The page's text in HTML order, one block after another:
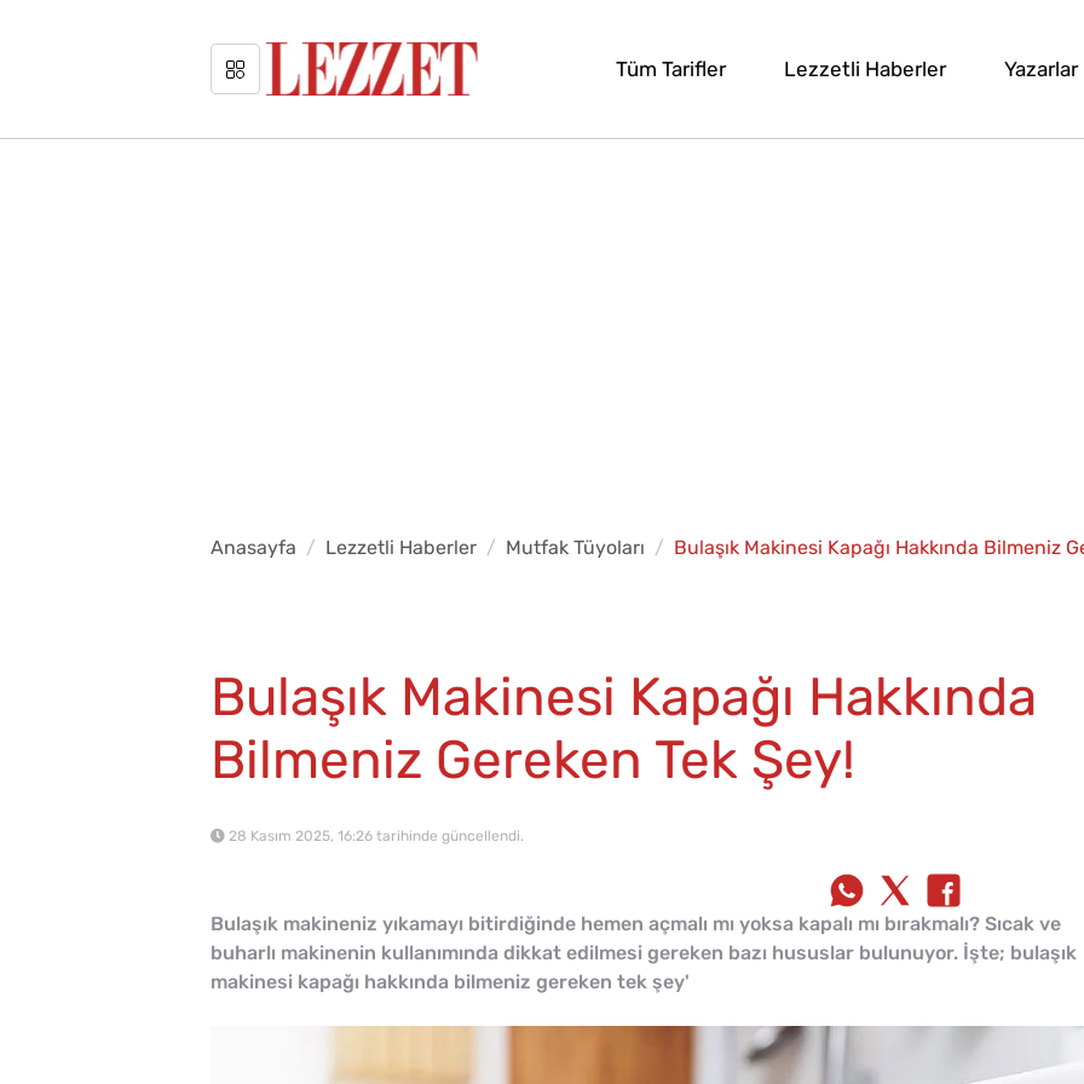
Tüm Tarifler Lezzetli Haberler Yazarlar
Anasayfa Lezzetli Haberler Mutfak Tüyoları Bulaşık Makinesi Kapağı Hakkında Bilmeniz
Bulaşık Makinesi Kapağı Hakkında
Bilmeniz Gereken Tek Şey!
28 Kasım 2025, 16:26 tarihinde güncellendi.
Bulaşık makineniz yıkamayı bitirdiğinde hemen açmalı mı yoksa kapalı mı bırakmalı? Sıcak ve
buharlı makinenin kullanımında dikkat edilmesi gereken bazı hususlar bulunuyor. İşte; bulaşık
makinesi kapağı hakkında bilmeniz gereken tek şey'